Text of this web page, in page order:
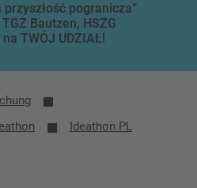
pogranicza”
Bautzen, HSZG
TWÓJ UDZIAŁ!
Ideathon PL